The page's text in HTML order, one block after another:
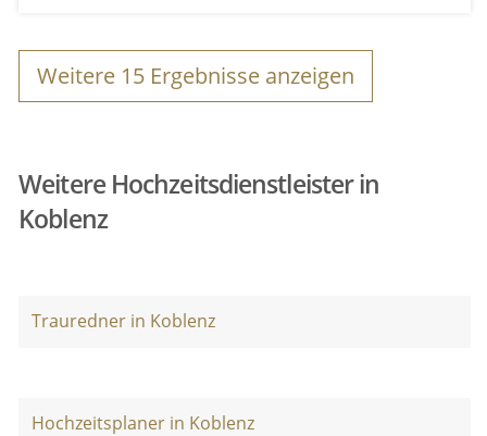
Weitere 15 Ergebnisse anzeigen
Weitere Hochzeitsdienstleister in
Koblenz
Trauredner in Koblenz
Hochzeitsplaner in Koblenz